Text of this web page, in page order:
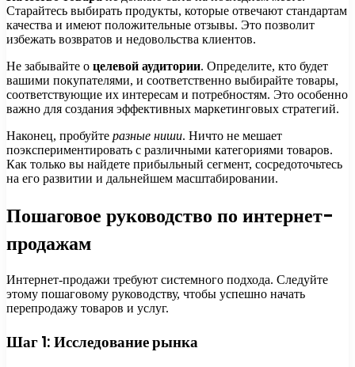
Старайтесь выбирать продукты, которые отвечают стандартам
качества и имеют положительные отзывы. Это позволит
избежать возвратов и недовольства клиентов.
Не забывайте о целевой аудитории. Определите, кто будет
вашими покупателями, и соответственно выбирайте товары,
соответствующие их интересам и потребностям. Это особенно
важно для создания эффективных маркетинговых стратегий.
Наконец, пробуйте разные ниши. Ничто не мешает
поэкспериментировать с различными категориями товаров.
Как только вы найдете прибыльный сегмент, сосредоточьтесь
на его развитии и дальнейшем масштабировании.
Пошаговое руководство по интернет-
продажам
Интернет-продажи требуют системного подхода. Следуйте
этому пошаговому руководству, чтобы успешно начать
перепродажу товаров и услуг.
Шаг 1: Исследование рынка